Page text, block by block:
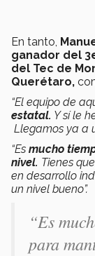
En tanto,
ganador del
del Tec de
Querétaro,
“El equipo de
estatal. Y sí le
Llegamos ya a
“Es mucho
nivel. Tienes
en desarrollo
un nivel bueno”.
“Es
para